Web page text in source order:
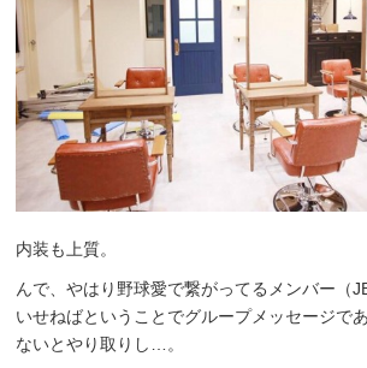
内装も上質。
んで、やはり野球愛で繋がってるメンバー（
いせねばということでグループメッセージで
ないとやり取りし…。